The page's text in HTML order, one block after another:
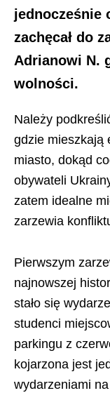
jednocześnie
zachęcał do
Adrianowi N.
wolności.
Należy
gdzie mieszkają
miasto, dokąd
obywateli
zatem idealne
zarzewia
Pierwszym
najnowszej
stało się
studenci
parkingu z
kojarzona jest
wydarzeniami